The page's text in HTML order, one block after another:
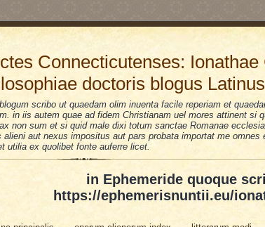
Connecticutenses: Ionathae
doctoris blogus Latinus
scribo ut quaedam olim inuenta facile reperiam et
in iis autem quae ad fidem Christianam uel mores attinent si
non sum et si quid male dixi totum sanctae Romanae
alieni aut nexus impositus aut pars probata importat me omnes
utilia ex quolibet fonte auferre licet.
in Ephemeride quoque
https://ephemerisnuntii.eu/